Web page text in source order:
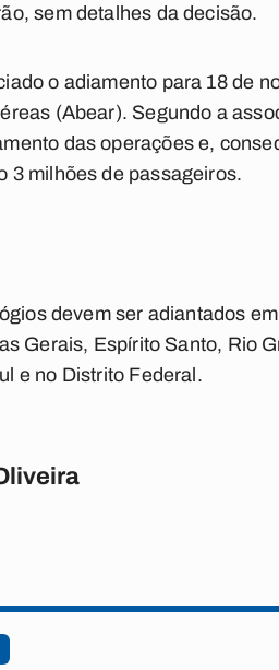
sem detalhes da decisão.
o adiamento para 18 de
(Abear). Segundo a
das operações e,
3 milhões de passageiros.
devem ser adiantados
Gerais, Espírito Santo, Rio
e no Distrito Federal.